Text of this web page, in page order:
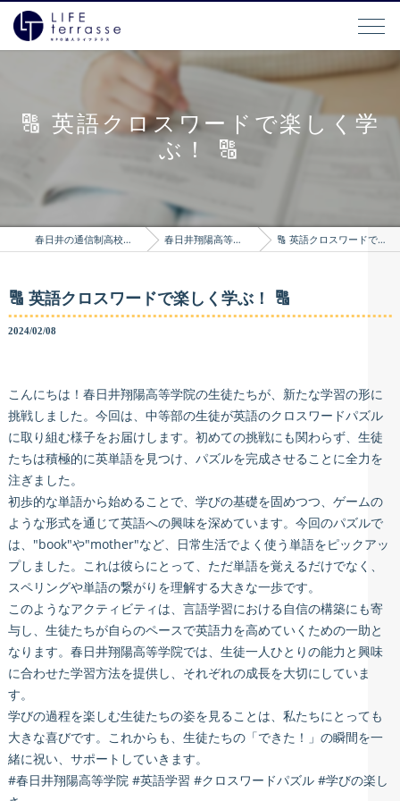
🔠 英語クロスワードで楽しく学
ぶ！ 🔠
春日井の通信制高校はLIFEterrasse 春日井翔陽高等学院のブログ 🔠 英語クロスワードで楽しく学ぶ！ 🔠
🔠 英語クロスワードで楽しく学ぶ！ 🔠
2024/02/08
こんにちは！春日井翔陽高等学院の生徒たちが、新たな学習の形に
挑戦しました。今回は、中等部の生徒が英語のクロスワードパズル
に取り組む様子をお届けします。初めての挑戦にも関わらず、生徒
たちは積極的に英単語を見つけ、パズルを完成させることに全力を
注ぎました。
初歩的な単語から始めることで、学びの基礎を固めつつ、ゲームの
ような形式を通じて英語への興味を深めています。今回のパズルで
は、"book"や"mother"など、日常生活でよく使う単語をピックアッ
プしました。これは彼らにとって、ただ単語を覚えるだけでなく、
スペリングや単語の繋がりを理解する大きな一歩です。
このようなアクティビティは、言語学習における自信の構築にも寄
与し、生徒たちが自らのペースで英語力を高めていくための一助と
なります。春日井翔陽高等学院では、生徒一人ひとりの能力と興味
に合わせた学習方法を提供し、それぞれの成長を大切にしていま
す。
学びの過程を楽しむ生徒たちの姿を見ることは、私たちにとっても
大きな喜びです。これからも、生徒たちの「できた！」の瞬間を一
緒に祝い、サポートしていきます。
#春日井翔陽高等学院 #英語学習 #クロスワードパズル #学びの楽し